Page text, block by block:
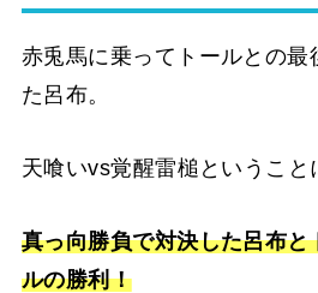
赤兎馬に乗ってトールとの最
た呂布。
天喰いvs覚醒雷槌ということ
真っ向勝負で対決した呂布と
ルの勝利！